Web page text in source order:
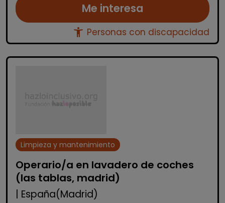
Me interesa
accessibility_new Personas con discapacidad
Limpieza y mantenimiento
Operario/a en lavadero de coches
(las tablas, madrid)
| España(Madrid)